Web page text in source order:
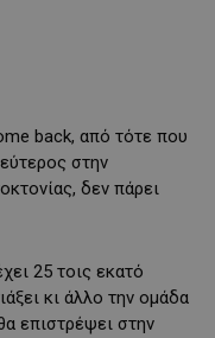
back, από τότε που
στην
δεν πάρει
25 τοις εκατό
κι άλλο την ομάδα
επιστρέψει στην